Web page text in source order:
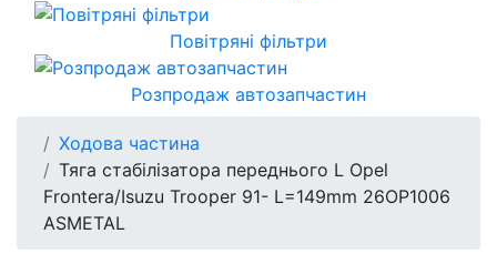
Повітряні фільтри
Розпродаж автозапчастин
Ходова частина
Тяга стабілізатора переднього L Opel
Frontera/Isuzu Trooper 91- L=149mm 26OP1006
ASMETAL